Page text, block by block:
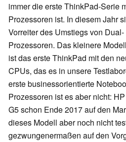
immer die erste ThinkPad-Serie
Prozessoren ist. In diesem Jahr
Vorreiter des Umstiegs von
Prozessoren. Das kleinere
ist das erste ThinkPad mit den
CPUs, das es in unsere
erste businessorientierte
Prozessoren ist es aber nicht:
G5 schon Ende 2017 auf den
dieses Modell aber noch nicht
gezwungenermaßen auf den